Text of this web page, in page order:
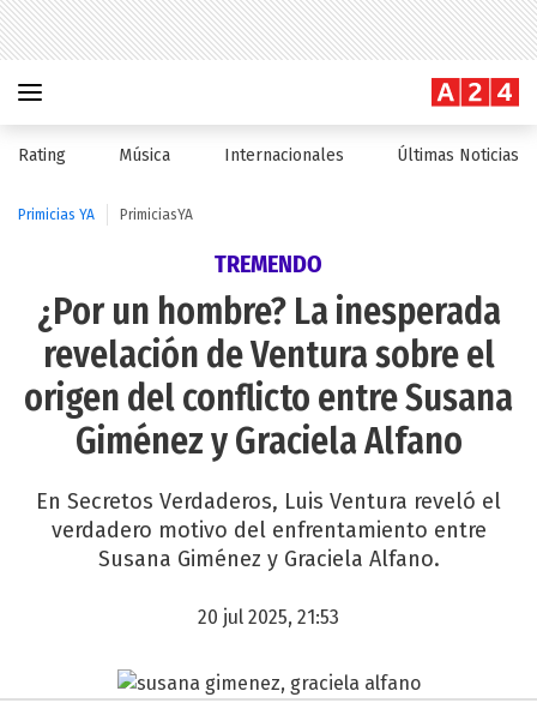
Rating Música Internacionales Últimas Noticias
Primicias YA PrimiciasYA
TREMENDO
¿Por un hombre? La inesperada
revelación de Ventura sobre el
origen del conflicto entre Susana
Giménez y Graciela Alfano
En Secretos Verdaderos, Luis Ventura reveló el
verdadero motivo del enfrentamiento entre
Susana Giménez y Graciela Alfano.
20 jul 2025, 21:53